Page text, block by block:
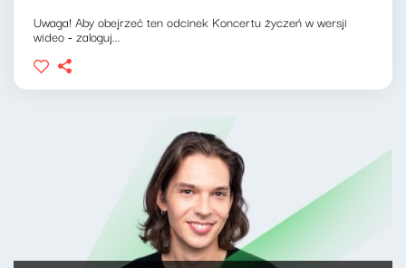
Uwaga! Aby obejrzeć ten odcinek Koncertu życzeń w wersji
wideo - zaloguj...